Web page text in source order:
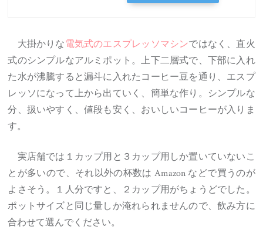
大掛かりな電気式のエスプレッソマシンではなく、直火
式のシンプルなアルミポット。上下二層式で、下部に入れ
た水が沸騰すると漏斗に入れたコーヒー豆を通り、エスプ
レッソになって上から出ていく、簡単な作り。シンプルな
分、扱いやすく、値段も安く、おいしいコーヒーが入りま
す。
実店舗では１カップ用と３カップ用しか置いていないこ
とが多いので、それ以外の杯数は Amazon などで買うのが
よさそう。１人分ですと、２カップ用がちょうどでした。
ポットサイズと同じ量しか淹れられませんので、飲み方に
合わせて選んでください。